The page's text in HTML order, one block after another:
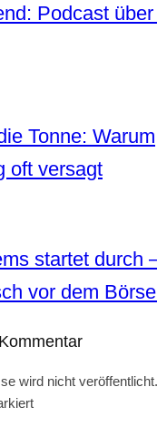
Podcast
Tonne: Warum
oft versagt
startet durch
vor dem
wird nicht veröffentlicht.